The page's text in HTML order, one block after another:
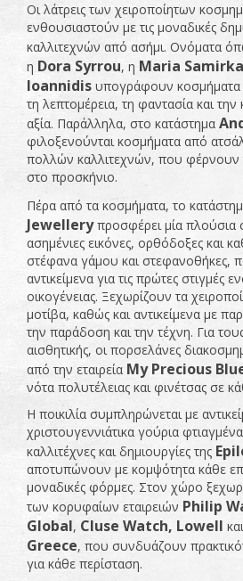
Οι λάτρεις των χειροποίητων
ενθουσιαστούν με τις μοναδικές
καλλιτεχνών από ασήμι. Ονόματα
η Dora Syrrou, η Maria Samirka
Ioannidis υπογράφουν κοσμήματα
τη λεπτομέρεια, τη φαντασία και την
αξία. Παράλληλα, στο κατάστημα
φιλοξενούνται κοσμήματα από
πολλών καλλιτεχνών, που φέρνουν
στο προσκήνιο.
Πέρα από τα κοσμήματα, το
Jewelleryπροσφέρει μία πλούσια
ασημένιες εικόνες, ορθόδοξες και
στέφανα γάμου και στεφανοθήκες,
αντικείμενα για τις πρώτες στιγμές
οικογένειας. Ξεχωρίζουν τα
μοτίβα, καθώς και αντικείμενα με
την παράδοση και την τέχνη. Για
αισθητικής, οι πορσελάνες
από την εταιρεία My Precious
νότα πολυτέλειας και φινέτσας σε
Η ποικιλία συμπληρώνεται με
χριστουγεννιάτικα γούρια
καλλιτέχνες και δημιουργίες της
αποτυπώνουν με κομψότητα κάθε
μοναδικές φόρμες. Στον χώρο
των κορυφαίων εταιρειών Philip
Global, Cluse Watch, Lowell
Greece, που συνδυάζουν
για κάθε περίσταση.